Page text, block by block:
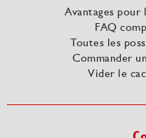
Avantages pour
FAQ
Toutes les
Commander
Vider le